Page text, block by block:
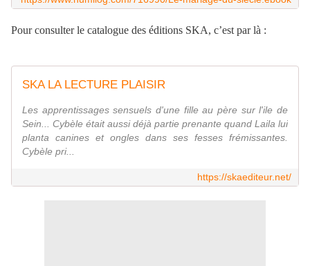
Pour consulter le catalogue des éditions SKA, c’est par là :
SKA LA LECTURE PLAISIR
Les apprentissages sensuels d'une fille au père sur l'ile de
Sein... Cybèle était aussi déjà partie prenante quand Laila lui
planta canines et ongles dans ses fesses frémissantes.
Cybèle pri...
https://skaediteur.net/